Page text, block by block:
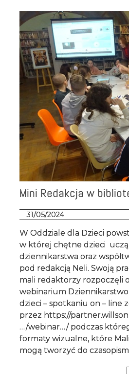
Mini Redakcja w
31/05/2024
W Oddziale dla Dzieci
w której chętne dzieci uczą
dziennikarstwa oraz
pod redakcją Neli. Swoją
mali redaktorzy rozpoczęli
webinarium
dzieci – spotkaniu on – line
przez https://
…/webinar…/ podczas
formaty wizualne, które
mogą tworzyć do